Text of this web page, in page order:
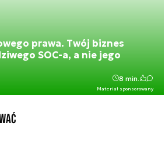
prawa. Twój biznes
SOC-a, a nie jego
Materiał sponsorowany
8 min.